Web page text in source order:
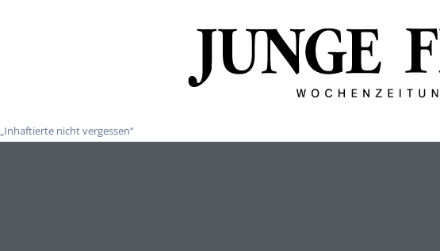
„Inhaftierte nicht vergessen“